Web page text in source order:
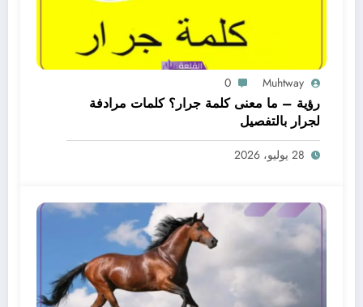
Muhtway
0
رؤية – ما معنى كلمة جرار؟ كلمات مرادفة
لجرار بالتفصيل
28 يوليو، 2026